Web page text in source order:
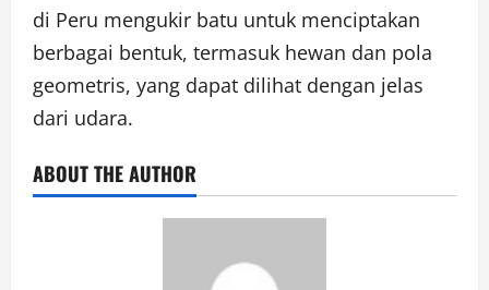
di Peru mengukir batu untuk menciptakan
berbagai bentuk, termasuk hewan dan pola
geometris, yang dapat dilihat dengan jelas
dari udara.
ABOUT THE AUTHOR